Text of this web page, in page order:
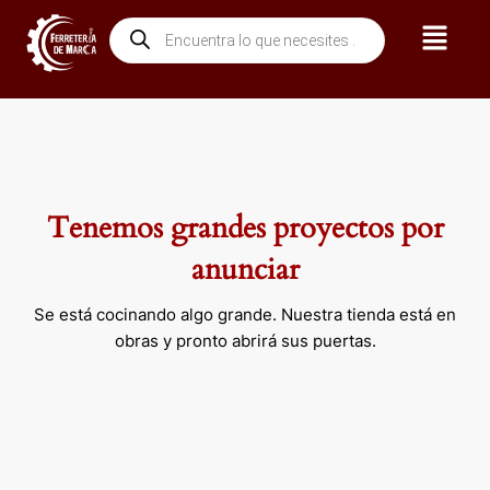
contenido
Búsqueda
de
productos
Menú
Tenemos grandes proyectos por
anunciar
Se está cocinando algo grande. Nuestra tienda está en
obras y pronto abrirá sus puertas.